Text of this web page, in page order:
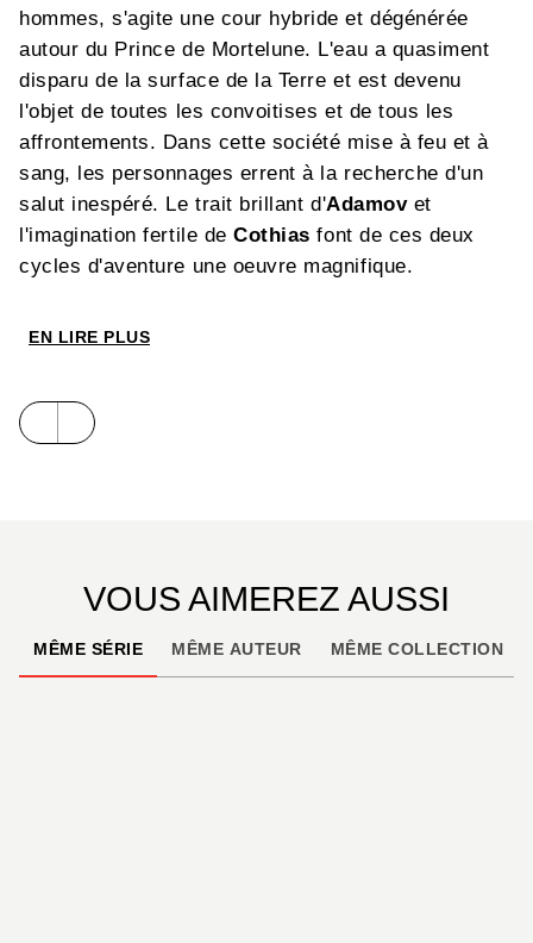
hommes, s'agite une cour hybride et dégénérée
autour du Prince de Mortelune. L'eau a quasiment
disparu de la surface de la Terre et est devenu
l'objet de toutes les convoitises et de tous les
affrontements. Dans cette société mise à feu et à
sang, les personnages errent à la recherche d'un
salut inespéré. Le trait brillant d'Adamovet
l'imagination fertile deCothias font de ces deux
cycles d'aventure une oeuvre magnifique.
EN LIRE PLUS
VOUS AIMEREZ AUSSI
MÊME SÉRIE MÊME AUTEUR MÊME COLLECTION